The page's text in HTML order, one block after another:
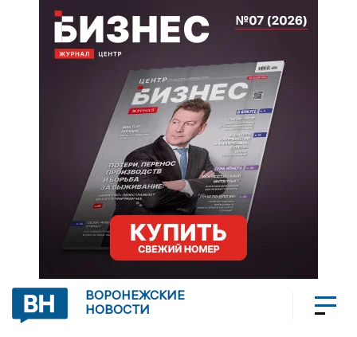
ВОРОНЕЖСКИЕ
НОВОСТИ